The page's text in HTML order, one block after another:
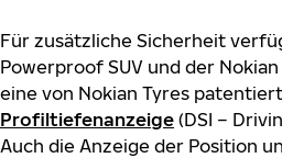
Für zusätzliche Sicherheit
Powerproof SUV und der
eine von Nokian Tyres
Profiltiefenanzeige (DSI –
Auch die Anzeige der Position